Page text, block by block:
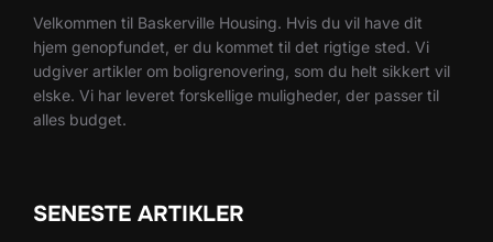
Velkommen til Baskerville Housing. Hvis du vil have dit
hjem genopfundet, er du kommet til det rigtige sted. Vi
udgiver artikler om boligrenovering, som du helt sikkert vil
elske. Vi har leveret forskellige muligheder, der passer til
alles budget.
SENESTE ARTIKLER